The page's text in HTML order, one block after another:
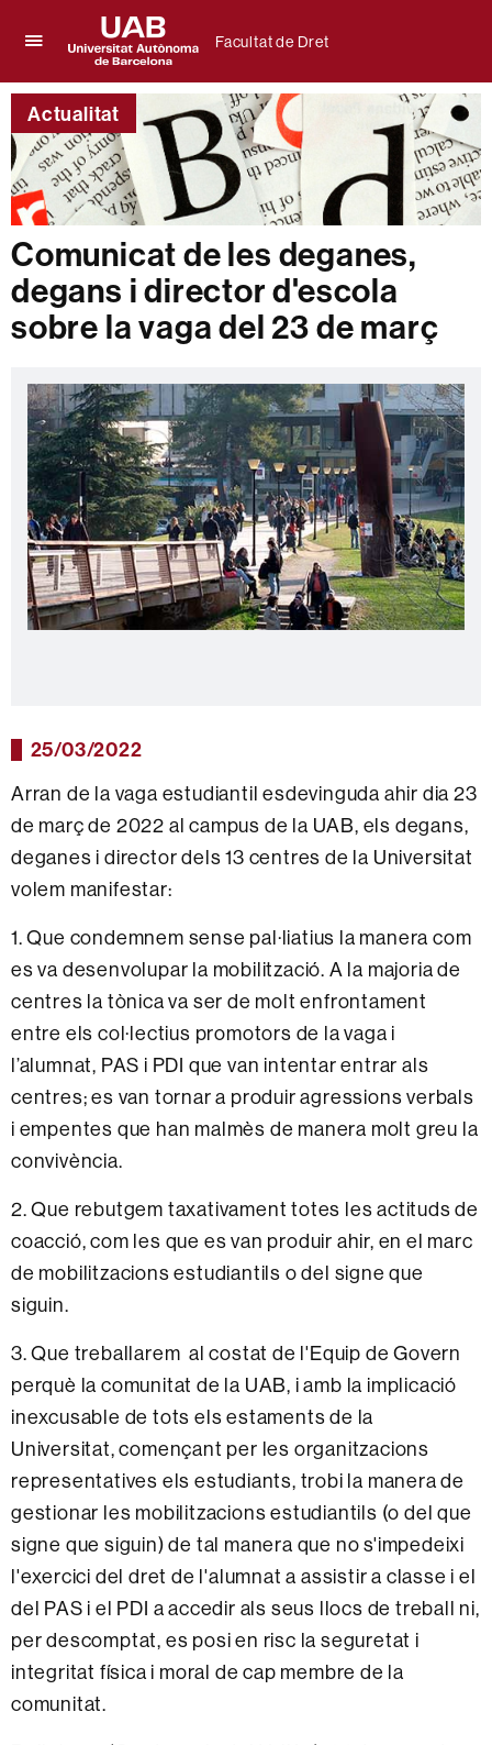
per
desplegar
el
menú
de
Facultat
de
Universitat
Autònoma
de
Barcelona
Facultat de Dret
Actualitat
Comunicat de les deganes,
degans i director d'escola
sobre la vaga del 23 de març
25/03/2022
Arran de la vaga estudiantil esdevinguda ahir dia 23
de març de 2022 al campus de la UAB, els degans,
deganes i director dels 13 centres de la Universitat
volem manifestar:
1. Que condemnem sense pal·liatius la manera com
es va desenvolupar la mobilització. A la majoria de
centres la tònica va ser de molt enfrontament
entre els col·lectius promotors de la vaga i
l’alumnat, PAS i PDI que van intentar entrar als
centres; es van tornar a produir agressions verbals
i empentes que han malmès de manera molt greu la
convivència.
2. Que rebutgem taxativament totes les actituds de
coacció, com les que es van produir ahir, en el marc
de mobilitzacions estudiantils o del signe que
siguin.
3. Que treballarem al costat de l'Equip de Govern
perquè la comunitat de la UAB, i amb la implicació
inexcusable de tots els estaments de la
Universitat, començant per les organitzacions
representatives els estudiants, trobi la manera de
gestionar les mobilitzacions estudiantils (o del que
signe que siguin) de tal manera que no s'impedeixi
l'exercici del dret de l'alumnat a assistir a classe i el
del PAS i el PDI a accedir als seus llocs de treball ni,
per descomptat, es posi en risc la seguretat i
integritat física i moral de cap membre de la
comunitat.